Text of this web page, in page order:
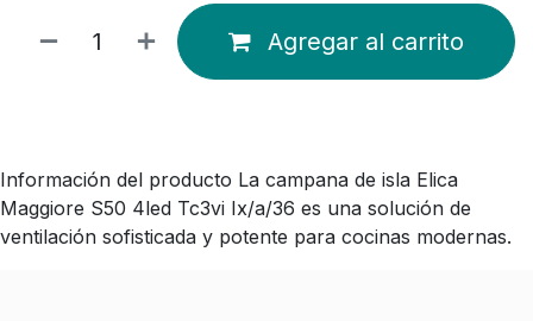
Agregar al carrito
Información del producto La campana de isla Elica
Maggiore S50 4led Tc3vi Ix/a/36 es una solución de
ventilación sofisticada y potente para cocinas modernas.